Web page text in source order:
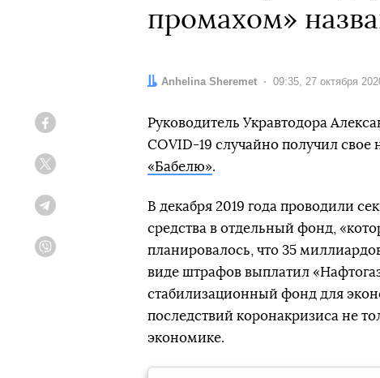
промахом»
Автор:
Anhelina Sheremet Дата:
09:35, 27 октября
Руководитель Укравтодора
COVID-19 случайно получил свое
«Бабелю».
В декабря 2019 года проводили
средства в отдельный фонд,
планировалось, что 35
виде штрафов выплатил
стабилизационный фонд для
последствий коронакризиса не
экономике.